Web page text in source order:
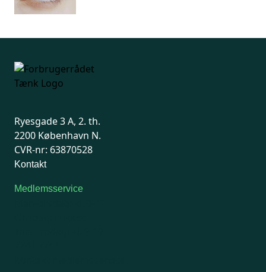
Ryesgade 3 A, 2. th.
2200 København N.
CVR-nr: 63870528
Kontakt
Medlemsservice